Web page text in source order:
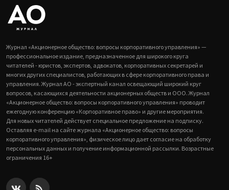
Журнал «Акционерное общество: вопросы корпоративного управления» —
профессиональное издание, предназначенное для широкого круга
читателей - юристов, экспертов, адвокатов, корпоративных секретарей и
многих других специалистов, работающих в сфере корпоративного права и
управления. Журнал АО - экспертный канал освещающий широкий круг
вопросов, касающихся деятельности акционерных обществ и ООО. Журнал
«Акционерное общество: вопросы корпоративного управления» проводит
ежегодную конференцию «Корпоративное право» и другие мероприятия.
Для новых читателей действует специальное предложение на подписку.
Оставляя e-mail на сайте журнала «Акционерное общество: вопросы
корпоративного управления», физическое лицо дает согласие на обработку
персональных данных и получение информационной рассылки. Возрастные
ограничения 16+